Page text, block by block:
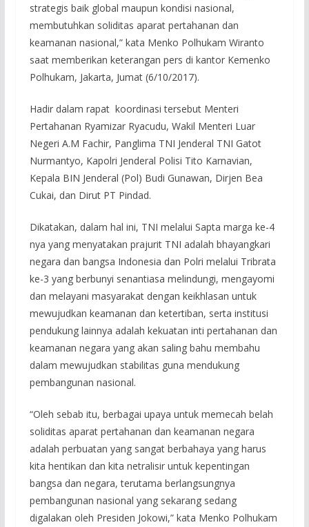
strategis baik global maupun kondisi nasional,
membutuhkan soliditas aparat pertahanan dan
keamanan nasional,” kata Menko Polhukam Wiranto
saat memberikan keterangan pers di kantor Kemenko
Polhukam, Jakarta, Jumat (6/10/2017).
Hadir dalam rapat koordinasi tersebut Menteri
Pertahanan Ryamizar Ryacudu, Wakil Menteri Luar
Negeri A.M Fachir, Panglima TNI Jenderal TNI Gatot
Nurmantyo, Kapolri Jenderal Polisi Tito Karnavian,
Kepala BIN Jenderal (Pol) Budi Gunawan, Dirjen Bea
Cukai, dan Dirut PT Pindad.
Dikatakan, dalam hal ini, TNI melalui Sapta marga ke-4
nya yang menyatakan prajurit TNI adalah bhayangkari
negara dan bangsa Indonesia dan Polri melalui Tribrata
ke-3 yang berbunyi senantiasa melindungi, mengayomi
dan melayani masyarakat dengan keikhlasan untuk
mewujudkan keamanan dan ketertiban, serta institusi
pendukung lainnya adalah kekuatan inti pertahanan dan
keamanan negara yang akan saling bahu membahu
dalam mewujudkan stabilitas guna mendukung
pembangunan nasional.
“Oleh sebab itu, berbagai upaya untuk memecah belah
soliditas aparat pertahanan dan keamanan negara
adalah perbuatan yang sangat berbahaya yang harus
kita hentikan dan kita netralisir untuk kepentingan
bangsa dan negara, terutama berlangsungnya
pembangunan nasional yang sekarang sedang
digalakan oleh Presiden Jokowi,” kata Menko Polhukam